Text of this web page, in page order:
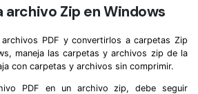
archivo Zip en Windows
PDF y convertirlos a carpetas Zip
maneja las carpetas y archivos zip de la
con carpetas y archivos sin comprimir.
PDF en un archivo zip, debe seguir